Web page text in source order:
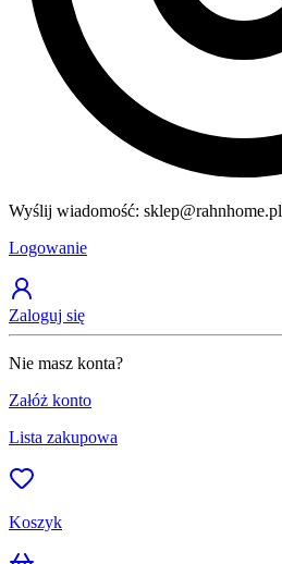
Wyślij wiadomość: sklep@rahnhome.pl
Logowanie
Zaloguj się
Nie masz konta?
Załóż konto
Lista zakupowa
Koszyk